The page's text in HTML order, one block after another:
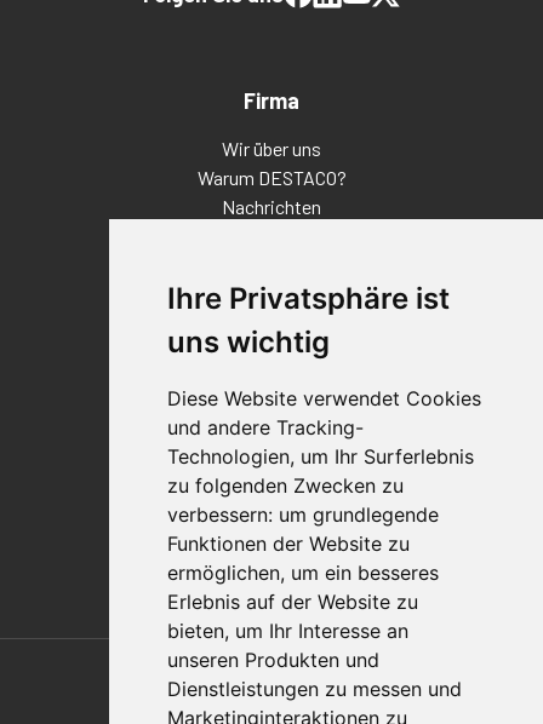
Ihre Privatsphäre ist
uns wichtig
Diese Website verwendet Cookies
und andere Tracking-
Technologien, um Ihr Surferlebnis
zu folgenden Zwecken zu
verbessern: um grundlegende
Funktionen der Website zu
ermöglichen, um ein besseres
Erlebnis auf der Website zu
bieten, um Ihr Interesse an
unseren Produkten und
Dienstleistungen zu messen und
Marketinginteraktionen zu
Firma
Wir über uns
Warum DESTACO?
Nachrichten
Standorte
Qualitätsaussage
Kontakt
Vertriebspartnerfinder
Häufig gestellte Fragen
Datenschutz-Bestimmungen
Nutzungsbedingungen
Richtlinien/AGBs
Also of Interest
Automation Solutions